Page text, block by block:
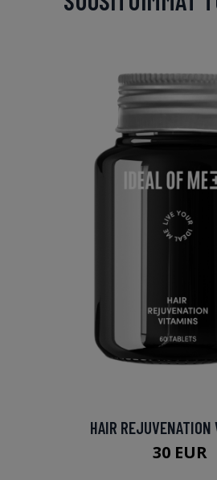
HAIR REJUVENATION
30 EUR